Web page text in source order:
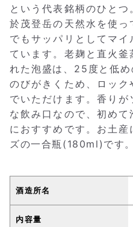
という代表銘柄のひと
於茂登岳の天然水を使っ
でもサッパリとしてマ
ています。老麹と直火
れた泡盛は、25度と低
のびがきくため、ロッ
でいただけます。香り
な飲み口なので、初め
におすすめです。お土産
ズの一合瓶(180ml)です。
酒造所名
内容量